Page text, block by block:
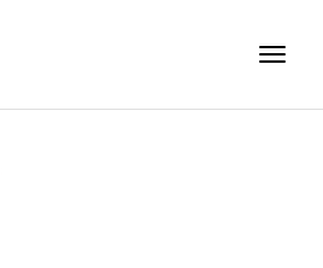
Toggle